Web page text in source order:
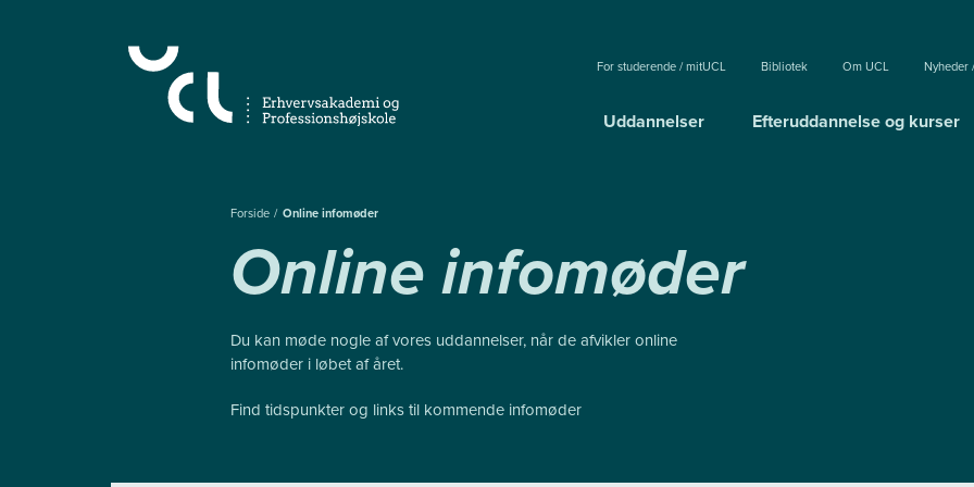
For studerende / mitUCL Bibliotek Om UCL Nyheder
Uddannelser Efteruddannelse og kurser
Forside Online infomøder
Online infomøder
Du kan møde nogle af vores uddannelser, når de afvikler online
infomøder i løbet af året.
Find tidspunkter og links til kommende infomøder